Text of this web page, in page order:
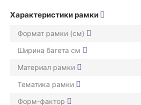
Характеристики рамки
Формат рамки (см)
Ширина багета см
Материал рамки
Тематика рамки
Форм-фактор